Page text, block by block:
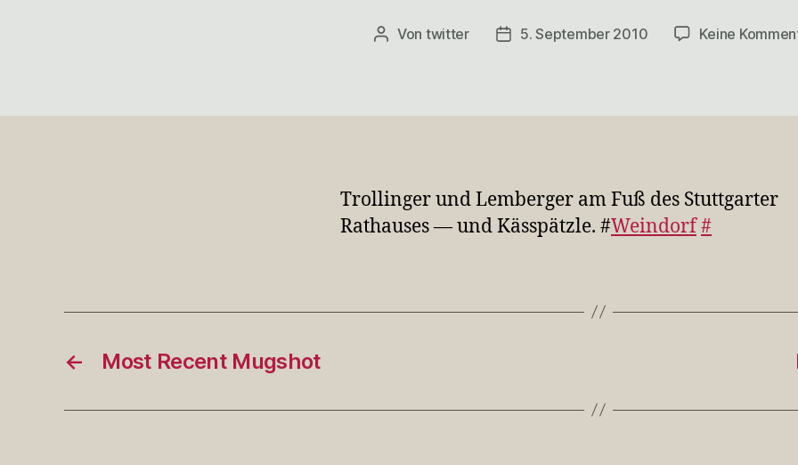
Beitragsautor
Von twitter Veröffentlichungsdatum
5. September 2010 Keine
Trollinger und Lemberger am Fuß des Stuttgarter
Rathauses — und Kässpätzle. #Weindorf#
← Most Recent Mugshot